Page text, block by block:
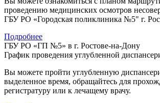
проведению медицинских осмотров
ГБУ РО «Городская поликлиника №5" г.
Подробнее
ГБУ РО «ГП №5» в г. Ростове-на-Дону
График проведения углубленной
Вы можете пройти углубленную
выделенное время, обращайтесь для
регистратуру или к лечащему врачу.